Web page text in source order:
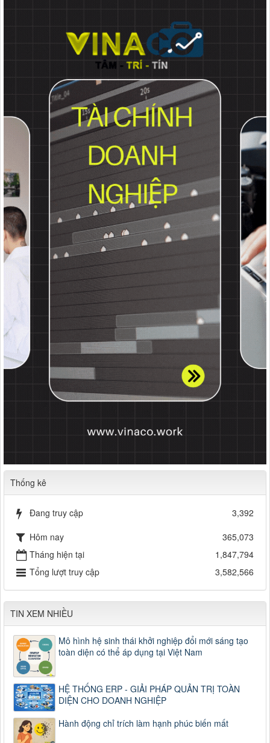
Thống kê
Đang truy cập
3,392
Hôm nay
365,073
Tháng hiện tại
1,847,794
Tổng lượt truy cập
3,582,566
TIN XEM NHIỀU
Mô hình hệ sinh thái khởi nghiệp đổi mới sáng tạo
toàn diện có thể áp dụng tại Việt Nam
HỆ THỐNG ERP - GIẢI PHÁP QUẢN TRỊ TOÀN
DIỆN CHO DOANH NGHIỆP
Hành động chỉ trích làm hạnh phúc biến mất